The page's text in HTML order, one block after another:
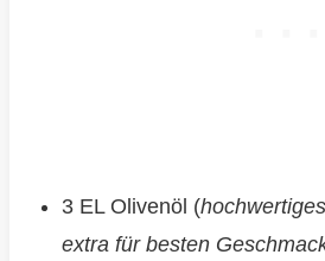
3 EL Olivenöl (
extra für besten